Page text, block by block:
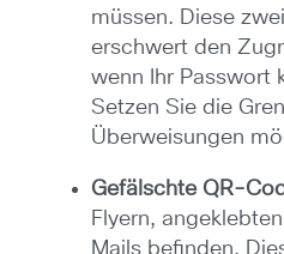
müssen. Diese
erschwert den
wenn Ihr Passwort
Setzen Sie die
Überweisungen
Gefälschte QR-
Flyern,
Mails befinden.